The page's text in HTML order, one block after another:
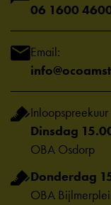
06 1600
Email:
Inloopspreekuur
Dinsdag
OBA Osdorp
Donderdag
OBA